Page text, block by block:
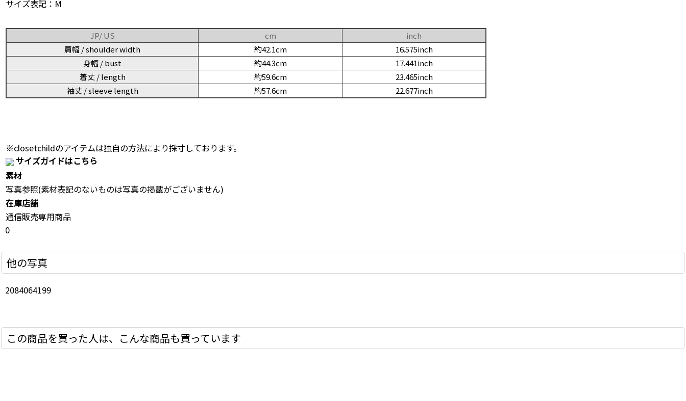
サイズ表記：M
JP/ US cm
inch
肩幅 / shoulder width
約42.1cm
16.575inch
身幅 / bust
約44.3cm
17.441inch
着丈 / length
約59.6cm
23.465inch
袖丈 / sleeve length
約57.6cm 22.677inch
※closetchildのアイテムは独自の方法により採寸しております。
サイズガイドはこちら
素材
写真参照(素材表記のないものは写真の掲載がございません)
在庫店舗
通信販売専用商品
0
他の写真
2084064199
この商品を買った人は、こんな商品も買っています